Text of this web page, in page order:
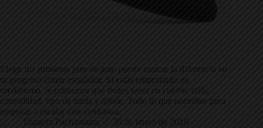
Elegir tus primeros pies de gato puede marcar la diferencia en
tu progreso como escalador. Si estás empezando en
rocódromo, te contamos qué debes tener en cuenta: talla,
comodidad, tipo de suela y ajuste. Todo lo que necesitas para
empezar a escalar con confianza.
Espacio Pachamama
30 de enero de 2026